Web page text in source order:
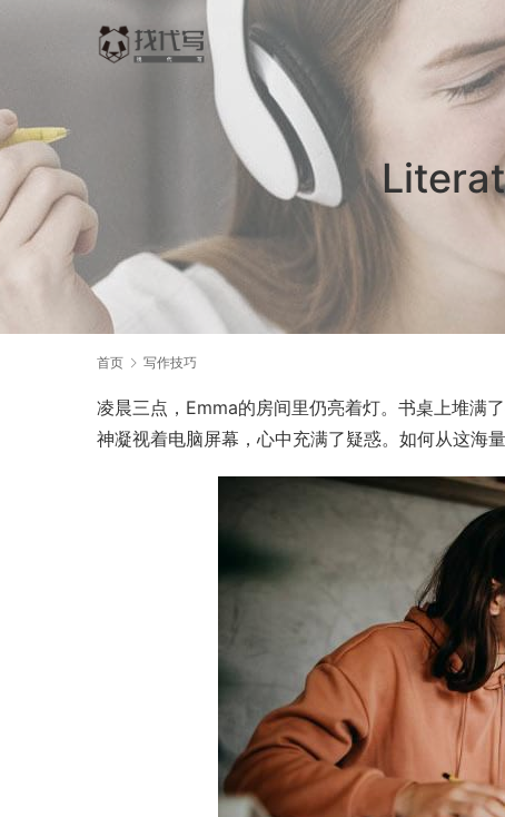
首页 写作技巧
凌晨三点，Emma的房间里仍亮着灯。书桌上堆满
神凝视着电脑屏幕，心中充满了疑惑。如何从这海